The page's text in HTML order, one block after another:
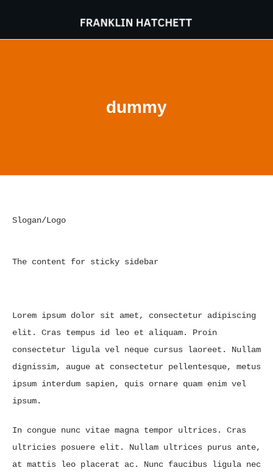
dummy
Slogan/Logo
The content for sticky sidebar
Lorem ipsum dolor sit amet, consectetur adipiscing
elit. Cras tempus id leo et aliquam. Proin
consectetur ligula vel neque cursus laoreet. Nullam
dignissim, augue at consectetur pellentesque, metus
ipsum interdum sapien, quis ornare quam enim vel
ipsum.
In congue nunc vitae magna tempor ultrices. Cras
ultricies posuere elit. Nullam ultrices purus ante,
at mattis leo placerat ac. Nunc faucibus ligula nec